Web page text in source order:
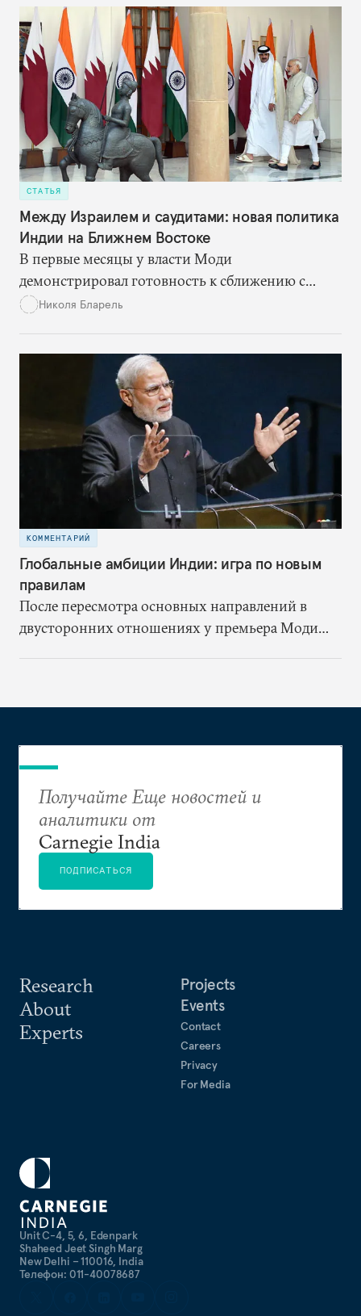
в международной политической системе.
СТАТЬЯ
Между Израилем и саудитами: новая политика
Индии на Ближнем Востоке
В первые месяцы у власти Моди
демонстрировал готовность к сближению с
Израилем. Но теперь, похоже, он несколько
области безопасности больше зависят от
сотрудничества со странами Залива
Николя Бларель
КОММЕНТАРИЙ
Глобальные амбиции Индии: игра по новым
правилам
После пересмотра основных направлений в
двусторонних отношениях у премьера Моди
Unit C-4, 5, 6, Edenpark
Shaheed Jeet Singh Marg
New Delhi – 110016, India
Телефон: 011-40078687
Research
About
Experts
Projects
Events
Contact
Careers
Privacy
For Media
Получайте Еще новостей и
аналитики от
Carnegie India
ПОДПИСАТЬСЯ